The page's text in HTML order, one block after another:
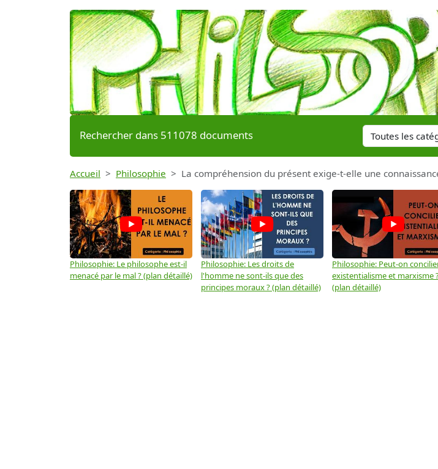
Rechercher dans 511078 documents
Accueil Philosophie La compréhension du présent exige-t-elle une
Philosophie: Le philosophe est-il
menacé par le mal ? (plan détaillé)
Philosophie: Les droits de
l'homme ne sont-ils que des
principes moraux ? (plan détaillé)
Philosophie: Peut-on
existentialisme et marxisme
(plan détaillé)